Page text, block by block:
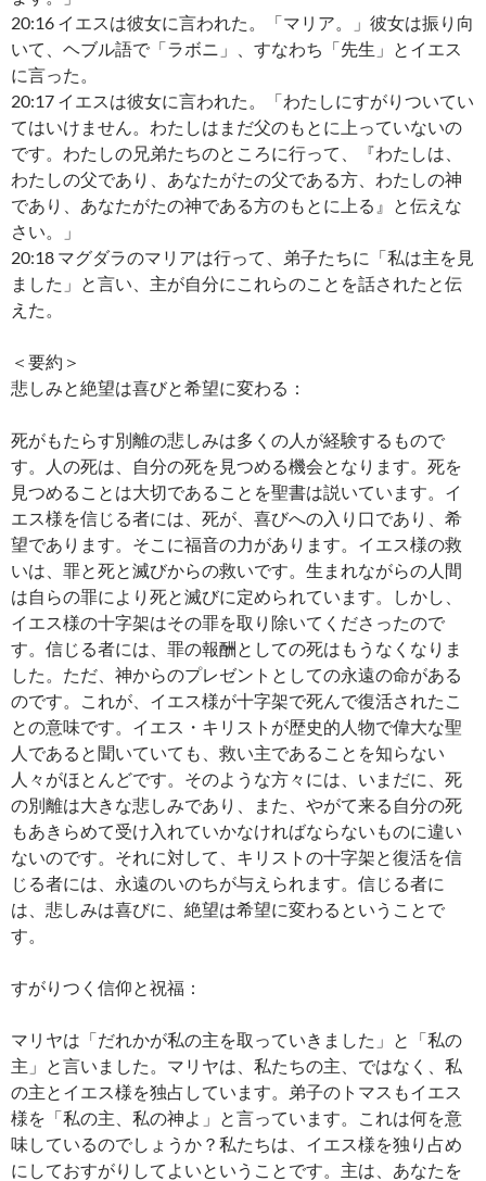
20:16 イエスは彼女に言われた。「マリア。」彼女は振り向
いて、ヘブル語で「ラボニ」、すなわち「先生」とイエス
に言った。
20:17 イエスは彼女に言われた。「わたしにすがりついてい
てはいけません。わたしはまだ父のもとに上っていないの
です。わたしの兄弟たちのところに行って、『わたしは、
わたしの父であり、あなたがたの父である方、わたしの神
であり、あなたがたの神である方のもとに上る』と伝えな
さい。」
20:18 マグダラのマリアは行って、弟子たちに「私は主を見
ました」と言い、主が自分にこれらのことを話されたと伝
えた。
＜要約＞
悲しみと絶望は喜びと希望に変わる：
死がもたらす別離の悲しみは多くの人が経験するもので
す。人の死は、自分の死を見つめる機会となります。死を
見つめることは大切であることを聖書は説いています。イ
エス様を信じる者には、死が、喜びへの入り口であり、希
望であります。そこに福音の力があります。イエス様の救
いは、罪と死と滅びからの救いです。生まれながらの人間
は自らの罪により死と滅びに定められています。しかし、
イエス様の十字架はその罪を取り除いてくださったので
す。信じる者には、罪の報酬としての死はもうなくなりま
した。ただ、神からのプレゼントとしての永遠の命がある
のです。これが、イエス様が十字架で死んで復活されたこ
との意味です。イエス・キリストが歴史的人物で偉大な聖
人であると聞いていても、救い主であることを知らない
人々がほとんどです。そのような方々には、いまだに、死
の別離は大きな悲しみであり、また、やがて来る自分の死
もあきらめて受け入れていかなければならないものに違い
ないのです。それに対して、キリストの十字架と復活を信
じる者には、永遠のいのちが与えられます。信じる者に
は、悲しみは喜びに、絶望は希望に変わるということで
す。
すがりつく信仰と祝福：
マリヤは「だれかが私の主を取っていきました」と「私の
主」と言いました。マリヤは、私たちの主、ではなく、私
の主とイエス様を独占しています。弟子のトマスもイエス
様を「私の主、私の神よ」と言っています。これは何を意
味しているのでしょうか？私たちは、イエス様を独り占め
にしておすがりしてよいということです。主は、あなたを